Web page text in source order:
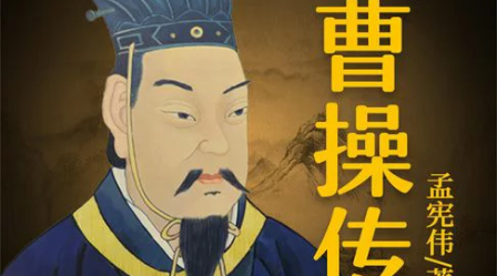
居家生活 3C家電 運動休閒 親子玩具
男裝 化妝保養 情趣用品
日本購物 電子/紙本書
HOT